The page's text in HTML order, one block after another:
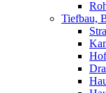
Tiefbau,